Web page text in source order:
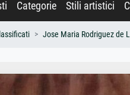
Categorie Stili artistici
Jose Maria Rodriguez de